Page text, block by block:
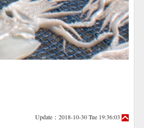
Update：2018-10-30 Tue 19:36:03